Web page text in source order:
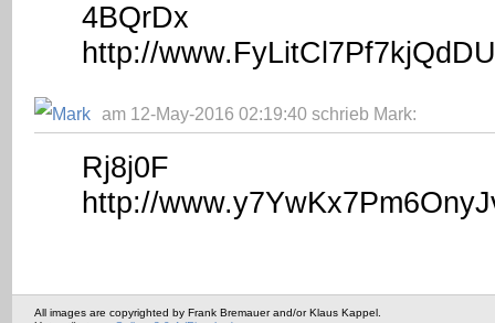
4BQrDx
http://
am 12-May-2016 02:19:40 schrieb Mark:
Rj8j0F
http://
All images are copyrighted by Frank Bremauer and/or Klaus Kappel.